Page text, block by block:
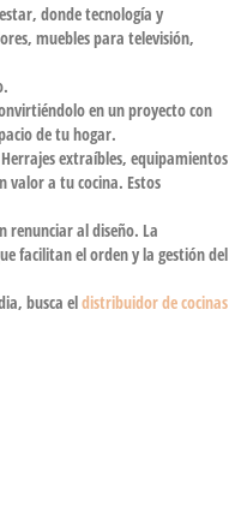
, donde tecnología y
muebles para televisión,
en un proyecto con
de tu hogar.
extraíbles, equipamientos
valor a tu cocina. Estos
renunciar al diseño. La
facilitan el orden y la gestión del
busca eldistribuidor de cocinas